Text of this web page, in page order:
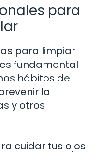
para
para limpiar
fundamental
hábitos de
la
y otros
cuidar tus ojos